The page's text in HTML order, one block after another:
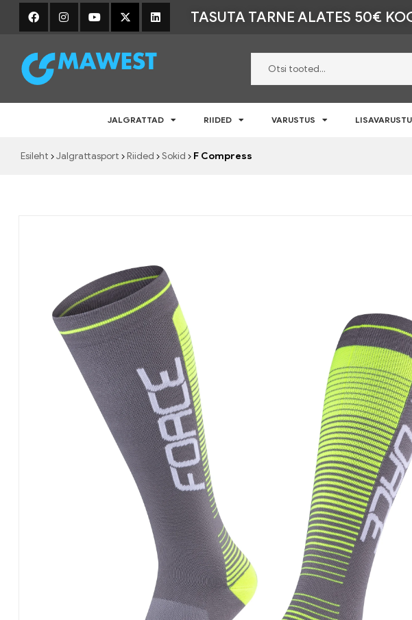
TASUTA TARNE ALATES 50€
Mawest
pood
JALGRATTAD RIIDED VARUSTUS
Esileht Jalgrattasport Riided Sokid F Compress